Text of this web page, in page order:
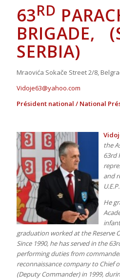
63RD
BRIGADE, (
SERBIA)
Mraovića Sokače Street 2/8,
Vidoje63@yahoo.com
Président national / National
the
63rd
and
U.E.P.
He
graduation worked at the Reserve
Since 1990, he has served in the
performing duties from
reconnaissance company to Chief
(Deputy Commander) in 1999,